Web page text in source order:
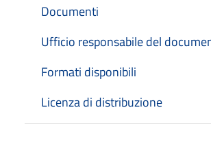
Documenti
Ufficio responsabile del
Formati disponibili
Licenza di distribuzione